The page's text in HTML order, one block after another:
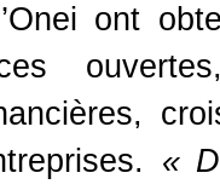
ont
«